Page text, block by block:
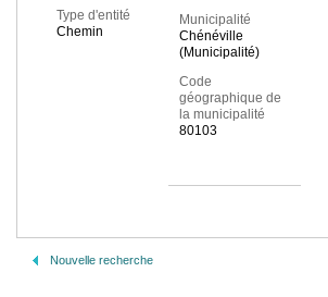
Type d'entité
Chemin
Municipalité
Chénéville
(Municipalité)
Code
géographique de
la municipalité
80103
Nouvelle recherche